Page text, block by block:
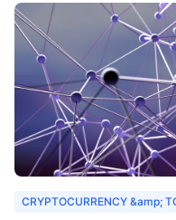
CRYPTOCURRENCY &amp;